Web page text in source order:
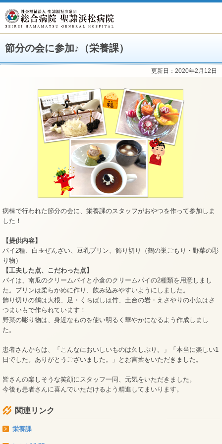
節分の会に参加♪（栄養課）
更新日：2020年2月12日
病棟で行われた節分の会に、栄養課のスタッフがおやつを作って参加しま
した！
【提供内容】
パイ2種、白玉ぜんざい、豆乳プリン、飾り切り（鶴の巣ごもり・野菜の彫
り物）
【工夫した点、こだわった点】
パイは、南瓜のクリームパイと小倉のクリームパイの2種類を用意しまし
た。プリンは柔らかめに作り、飲み込みやすいようにしました。
飾り切りの鶴は大根、足・くちばしは竹、土台の岩・えさやりの小魚はさ
つまいもで作られています！
野菜の彫り物は、身近なものを使い明るく華やかになるよう作成しまし
た。
患者さんからは、「こんなにおいしいものは久しぶり。」「本当に楽しい1
日でした。ありがとうございました。」とお言葉をいただきました。
皆さんの楽しそうな笑顔にスタッフ一同、元気をいただきました。
今後も患者さんに喜んでいただけるよう精進してまいります。
関連リンク
栄養課